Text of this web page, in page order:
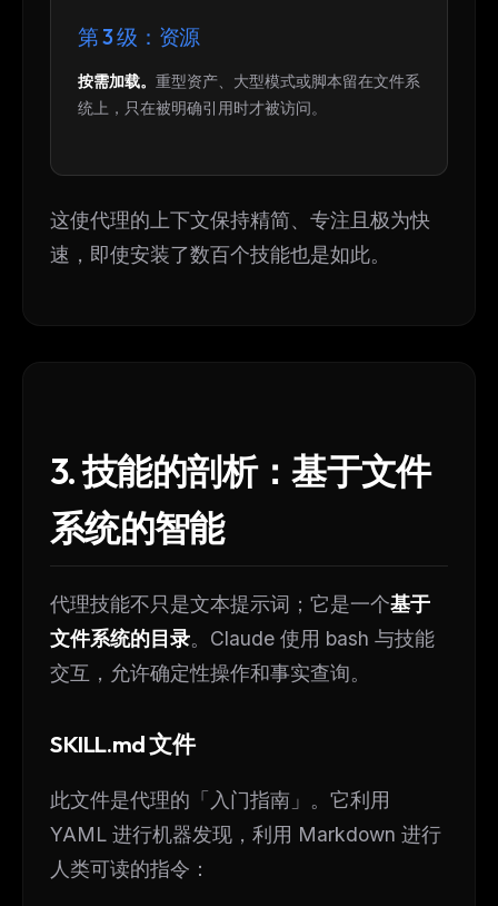
第 3 级：资源
按需加载。 重型资产、大型模式或脚本留在文件系
统上，只在被明确引用时才被访问。
这使代理的上下文保持精简、专注且极为快
速，即使安装了数百个技能也是如此。
3. 技能的剖析：基于文件
系统的智能
代理技能不只是文本提示词；它是一个基于
文件系统的目录。Claude 使用 bash 与技能
交互，允许确定性操作和事实查询。
SKILL.md 文件
此文件是代理的「入门指南」。它利用
YAML 进行机器发现，利用 Markdown 进行
人类可读的指令：